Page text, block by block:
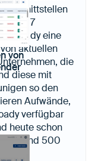
Schnittstellen
in 17
Loady eine
aktuellen
die
diese mit
so den
Aufwände,
verfügbar
heute schon
und 500
von